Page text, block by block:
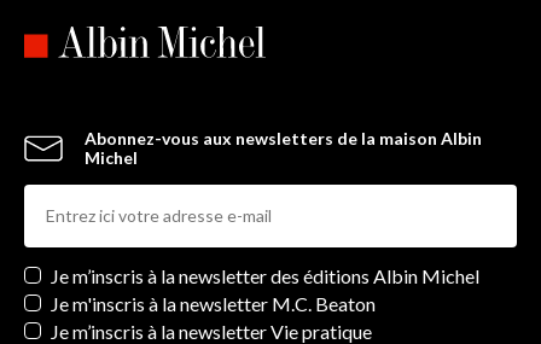
Abonnez-vous aux newsletters de la maison Albin
Michel
Newsletters
Je m’inscris à la newsletter des éditions Albin Michel
Je m'inscris à la newsletter M.C. Beaton
Je m’inscris à la newsletter Vie pratique